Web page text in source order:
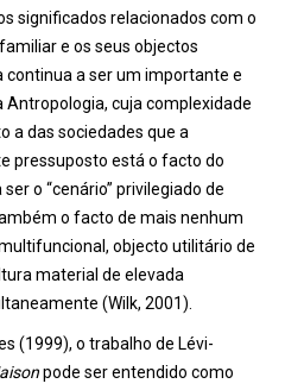
significados relacionados com o
e os seus objectos
continua a ser um importante e
cuja complexidade
a das sociedades que a
pressuposto está o facto do
o “cenário” privilegiado de
o facto de mais nenhum
objecto utilitário de
material de elevada
(Wilk, 2001).
(1999), o trabalho de Lévi-
pode ser entendido como